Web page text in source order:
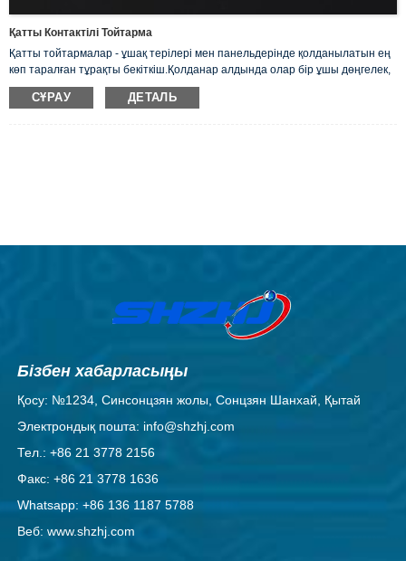
Қатты Контактілі Тойтарма
Қатты тойтармалар - ұшақ терілері мен панельдерінде қолданылатын ең
көп таралған тұрақты бекіткіш.Қолданар алдында олар бір ұшы дөңгелек,
жалпақ басы бар тегіс біліктен тұрады. Біз электр тогын жақсы өткізетін
қатты күміс тойтармаларымызды ұсынамыз.
СҰРАУ ДЕТАЛЬ
Бізбен хабарласыңы
Қосу: №1234, Синсонцзян жолы, Сонцзян Шанхай, Қытай
Электрондық пошта: info@shzhj.com
Тел.: +86 21 3778 2156
Факс: +86 21 3778 1636
Whatsapp: +86 136 1187 5788
Веб: www.shzhj.com